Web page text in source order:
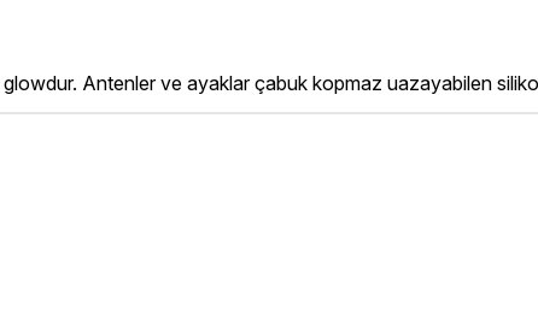
Antenler ve ayaklar çabuk kopmaz uazayabilen